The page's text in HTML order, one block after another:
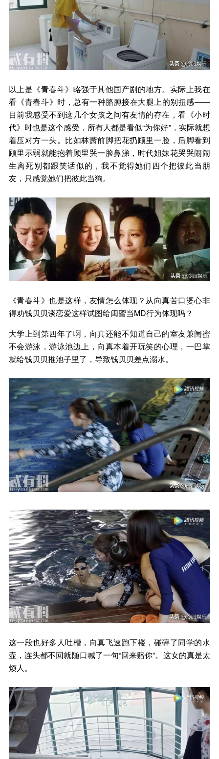
以上是《青春斗》略强于其他国产剧的地方。实际上我在
看《青春斗》时，总有一种胳膊接在大腿上的别扭感——
目前我感受不到这几个女孩之间有友情的存在，看《小时
代》时也是这个感受，所有人都是看似“为你好”，实际就想
着压对方一头。比如林萧前脚把花扔顾里一脸，后脚看到
顾里示弱就能抱着顾里哭一脸鼻涕，时代姐妹花哭哭闹闹
生离死别都跟笑话似的，我不觉得她们四个把彼此当朋
友，只感觉她们把彼此当狗。
《青春斗》也是这样，友情怎么体现？从向真苦口婆心非
得劝钱贝贝谈恋爱这样试图给闺蜜当MD行为体现吗？
大学上到第四年了啊，向真还能不知道自己的室友兼闺蜜
不会游泳，游泳池边上，向真本着开玩笑的心理，一巴掌
就给钱贝贝推池子里了，导致钱贝贝差点溺水。
这一段也好多人吐槽，向真飞速跑下楼，碰碎了同学的水
壶，连头都不回就随口喊了一句“回来赔你”。这女的真是太
烦人。